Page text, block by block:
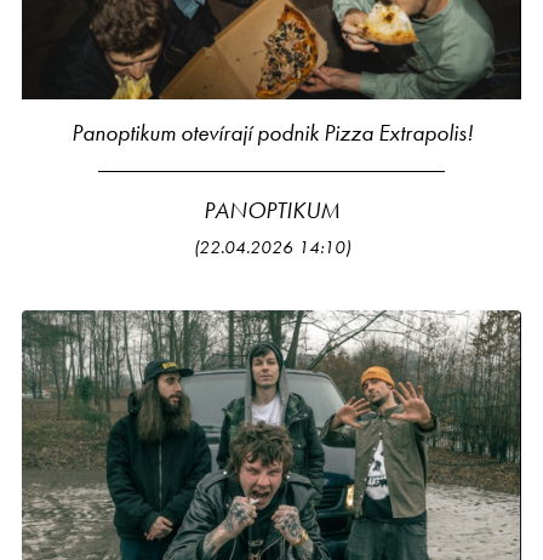
Panoptikum otevírají podnik Pizza Extrapolis!
PANOPTIKUM
(22.04.2026 14:10)